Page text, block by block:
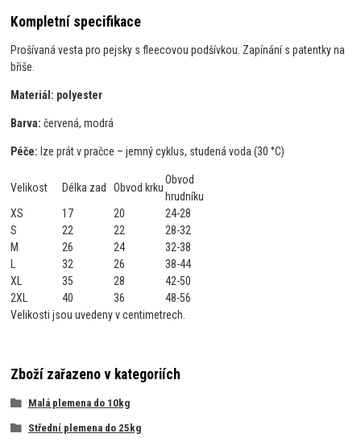
Kompletní specifikace
Prošívaná vesta pro pejsky s fleecovou podšívkou. Zapínání s patentky na
břiše.
Materiál: polyester
Barva: červená, modrá
Péče: lze prát v pračce – jemný cyklus, studená voda (30 °C)
Velikost Délka zad Obvod krku
Obvod
hrudníku
XS
17 20
24-28
S
22 22
28-32
M
26 24
32-38
32 26
38-44
XL
35 28
42-50
2XL
40 36
48-56
Velikosti jsou uvedeny v centimetrech.
Zboží zařazeno v kategoriích
Malá plemena do 10kg
Střední plemena do 25kg